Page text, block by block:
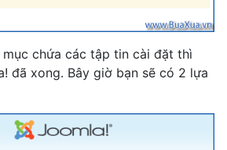
chứa các tập tin cài đặt thì
đã xong. Bây giờ bạn sẽ có 2 lựa